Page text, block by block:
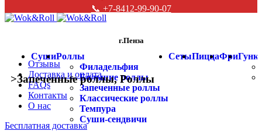
📞 +7-8412-99-90-07
г.Пенза
Отзывы
Доставка и оплата
FAQs
Контакты
О нас
Бесплатная доставка
СушиРоллы
Филадельфия
Большие роллы
Запеченные роллы
Классические роллы
Темпура
Суши-сендвичи
СетыПиццаФри
>Запеченные роллы,Роллы